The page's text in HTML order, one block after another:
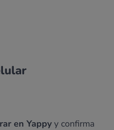
en Yappyy confirma